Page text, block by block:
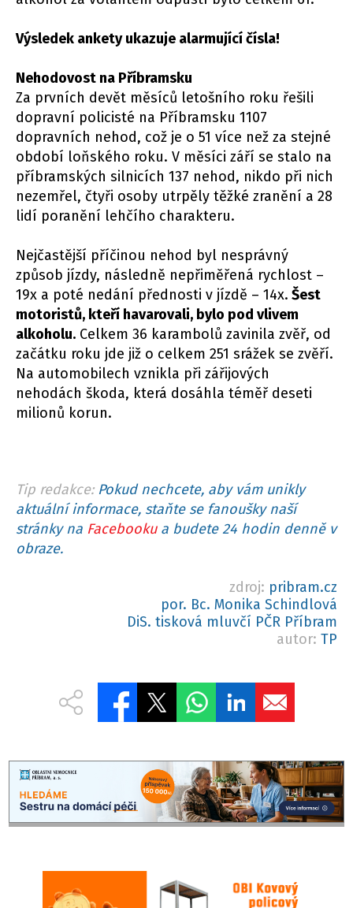
Výsledek ankety ukazuje alarmující čísla!
Nehodovost na Příbramsku
Za prvních devět měsíců letošního roku řešili
dopravní policisté na Příbramsku 1107
dopravních nehod, což je o 51 více než za stejné
období loňského roku. V měsíci září se stalo na
příbramských silnicích 137 nehod, nikdo při nich
nezemřel, čtyři osoby utrpěly těžké zranění a 28
lidí poranění lehčího charakteru.
Nejčastější příčinou nehod byl nesprávný
způsob jízdy, následně nepřiměřená rychlost –
19x a poté nedání přednosti v jízdě – 14x. Šest
motoristů, kteří havarovali, bylo pod vlivem
alkoholu. Celkem 36 karambolů zavinila zvěř, od
začátku roku jde již o celkem 251 srážek se zvěří.
Na automobilech vznikla při zářijových
nehodách škoda, která dosáhla téměř deseti
milionů korun.
Tip redakce: Pokud nechcete, aby vám unikly
aktuální informace, staňte se fanoušky naší
stránky na Facebookua budete 24 hodin denně v
obraze.
zdroj: pribram.cz
por. Bc. Monika Schindlová
DiS. tisková mluvčí PČR Příbram
autor: TP